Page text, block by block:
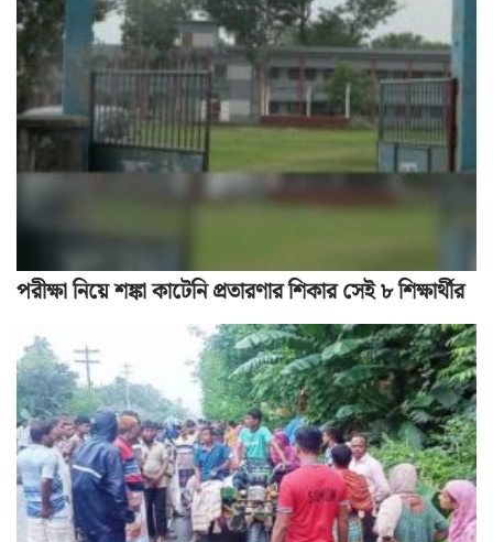
পরীক্ষা নিয়ে শঙ্কা কাটেনি প্রতারণার শিকার সেই ৮ শিক্ষার্থীর